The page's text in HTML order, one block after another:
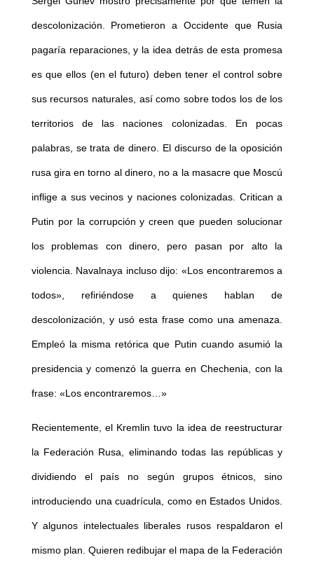
descolonización. Prometieron a Occidente que Rusia
pagaría reparaciones, y la idea detrás de esta promesa
es que ellos (en el futuro) deben tener el control sobre
sus recursos naturales, así como sobre todos los de los
territorios de las naciones colonizadas. En pocas
palabras, se trata de dinero. El discurso de la oposición
rusa gira en torno al dinero, no a la masacre que Moscú
inflige a sus vecinos y naciones colonizadas. Critican a
Putin por la corrupción y creen que pueden solucionar
los problemas con dinero, pero pasan por alto la
violencia. Navalnaya incluso dijo: «Los encontraremos a
todos», refiriéndose a quienes hablan de
descolonización, y usó esta frase como una amenaza.
Empleó la misma retórica que Putin cuando asumió la
presidencia y comenzó la guerra en Chechenia, con la
frase: «Los encontraremos…»
Recientemente, el Kremlin tuvo la idea de reestructurar
la Federación Rusa, eliminando todas las repúblicas y
dividiendo el país no según grupos étnicos, sino
introduciendo una cuadrícula, como en Estados Unidos.
Y algunos intelectuales liberales rusos respaldaron el
mismo plan. Quieren redibujar el mapa de la Federación